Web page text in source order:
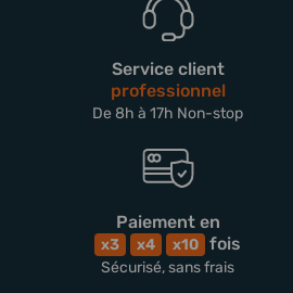
Service client
professionnel
De 8h à 17h Non-stop
Paiement en
x3 x4 x10 fois
Sécurisé, sans frais